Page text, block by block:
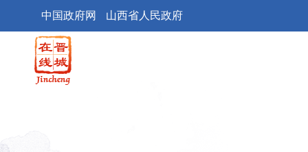
中国政府网 山西省人民政府